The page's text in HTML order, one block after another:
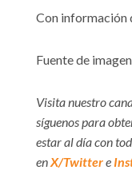
Con información
Fuente de
Visita nuestro
síguenos para
estar al día con
en X/Twittere